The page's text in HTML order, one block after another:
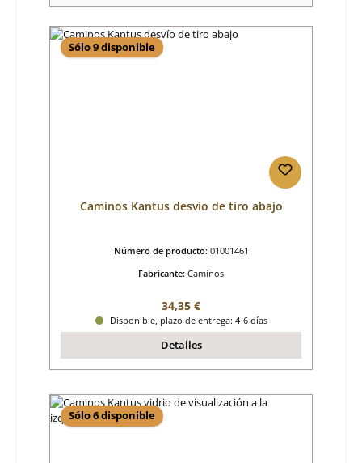
Sólo 9 disponible
Caminos Kantus desvío de tiro abajo
Número de producto: 01001461
Fabricante: Caminos
Precio normal:
34,35 €
Disponible, plazo de entrega: 4-6 días
Detalles
Sólo 6 disponible